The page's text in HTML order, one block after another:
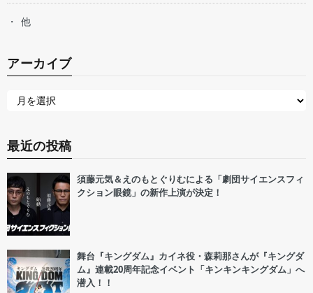
他
アーカイブ
最近の投稿
須藤元気＆えのもとぐりむによる「劇団サイエンスフィ
クション眼鏡」の新作上演が決定！
舞台『キングダム』カイネ役・森莉那さんが『キングダ
ム』連載20周年記念イベント「キンキンキングダム」へ
潜入！！